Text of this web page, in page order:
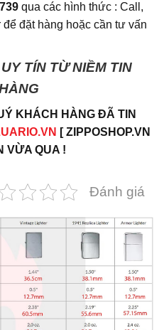
qua các hình thức : Call,
để đặt hàng hoặc cần tư vấn
TÍN TỪ NIỀM TIN
KHÁCH HÀNG ĐÃ TIN
[ ZIPPOSHOP.VN
VỪA QUA !
Đánh giá